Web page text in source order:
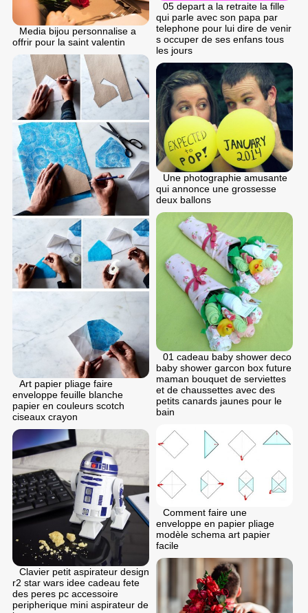
05 depart a la retraite la fille
qui parle avec son papa par
telephone pour lui dire de venir
s occuper de ses enfans tous
les jours
Media bijou personnalise a
offrir pour la saint valentin
Art papier pliage faire
enveloppe feuille blanche
papier en couleurs scotch
ciseaux crayon
Une photographie amusante
qui annonce une grossesse
deux ballons
01 cadeau baby shower deco
baby shower garcon box future
maman bouquet de serviettes
et de chaussettes avec des
petits canards jaunes pour le
bain
Comment faire une
enveloppe en papier pliage
modèle schema art papier
facile
Clavier petit aspirateur design
r2 star wars idee cadeau fete
des peres pc accessoire
peripherique mini aspirateur de